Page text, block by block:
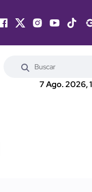
7 Ago. 2026,